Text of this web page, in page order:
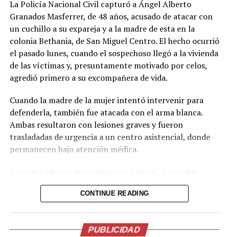
La Policía Nacional Civil capturó a Ángel Alberto
Granados Masferrer, de 48 años, acusado de atacar con
un cuchillo a su expareja y a la madre de esta en la
colonia Bethania, de San Miguel Centro. El hecho ocurrió
el pasado lunes, cuando el sospechoso llegó a la vivienda
de las víctimas y, presuntamente motivado por celos,
agredió primero a su excompañera de vida.
Cuando la madre de la mujer intentó intervenir para
defenderla, también fue atacada con el arma blanca.
Ambas resultaron con lesiones graves y fueron
trasladadas de urgencia a un centro asistencial, donde
permanecen bajo atención médica.
Masferrer fue localizado y detenido el martes en la
colonia Ciudad Toledo, del mismo municipio. El
por el delito de intento de homicidio.
CONTINUE READING
PUBLICIDAD